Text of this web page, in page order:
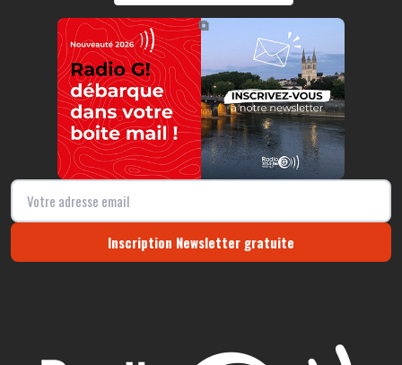
https://radio-g.fr?10381
⧉
Inscription Newsletter gratuite